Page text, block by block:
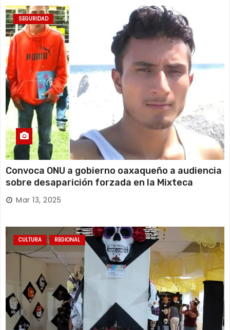
SEGURIDAD
Convoca ONU a gobierno oaxaqueño a audiencia
sobre desaparición forzada en la Mixteca
Mar 13, 2025
CULTURA REGIONAL